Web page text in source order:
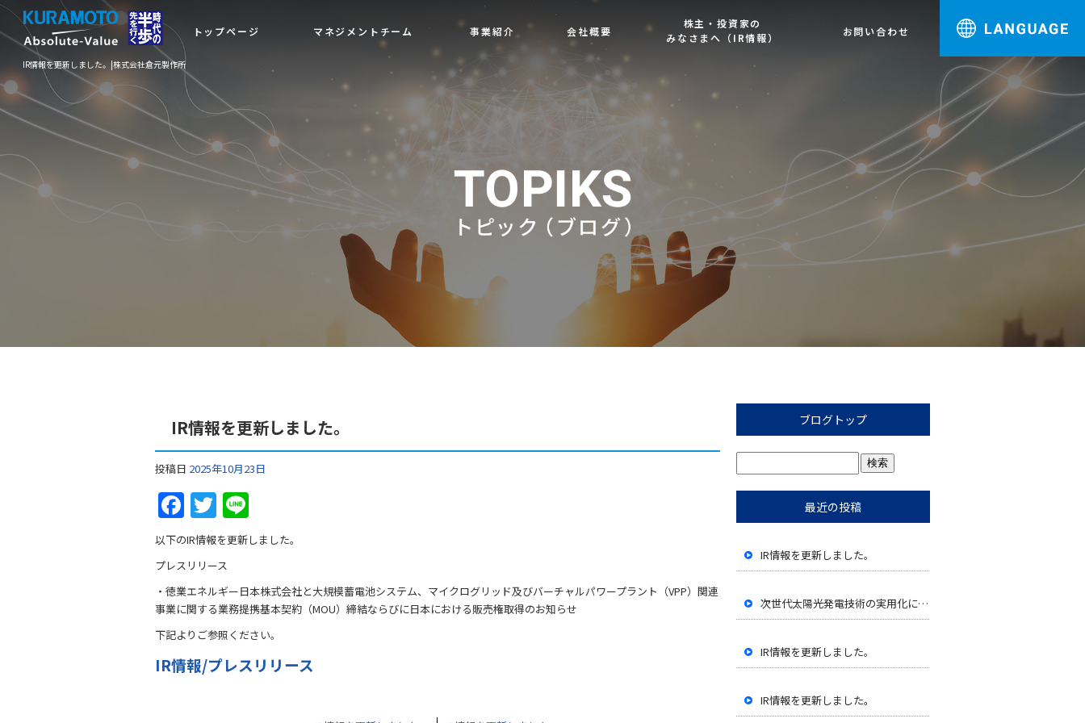
IR情報を更新しました。|株式会社倉元製作所
トップページ マネジメントチーム 事業紹介 会社概要
株主・投資家の
みなさまへ（IR情報）
お問い合わせ
IR情報を更新しました。
投稿日 2025年10月23日
F
a
c
e
b
o
o
k
T
w
itt
er
n
e
以下のIR情報を更新しました。
プレスリリース
・徳業エネルギー日本株式会社と大規模蓄電池システム、マイクログリッド及びバーチャルパワープラント（VPP）関連
事業に関する業務提携基本契約（MOU）締結ならびに日本における販売権取得のお知らせ
下記よりご参照ください。
IR情報/プレスリリース
ブログトップ
最近の投稿
IR情報を更新しました。
次世代太陽光発電技術の実用化に向けたペロブスカイト太陽電池の性能評価開始に関するお知らせ
IR情報を更新しました。
IR情報を更新しました。